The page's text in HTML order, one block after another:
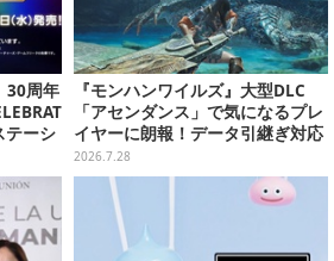
30周年
テーシ
『モンハンワイルズ』大型DLC
「アセンダンス」で気になるプレ
イヤーに朗報！データ引継ぎ対応
の「序盤体験版」が配信決定
2026.7.28